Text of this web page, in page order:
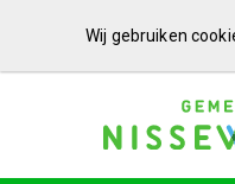
Wij gebruiken